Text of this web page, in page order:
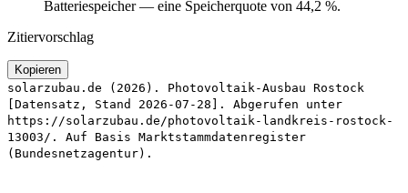
Batteriespeicher — eine Speicherquote von 44,2 %.
Zitiervorschlag
Kopieren
solarzubau.de (2026). Photovoltaik-Ausbau Rostock
[Datensatz, Stand 2026-07-28]. Abgerufen unter
https://solarzubau.de/photovoltaik-landkreis-rostock-
13003/. Auf Basis Marktstammdatenregister
(Bundesnetzagentur).